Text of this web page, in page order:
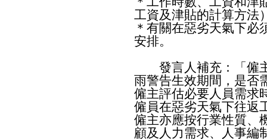
工資及津貼的計算方法
＊有關在惡劣天氣下必
安排。
發言人補充：「僱主
雨警告生效期間，是否
僱主評估必要人員需求
僱員在惡劣天氣下往返
僱主亦應按行業性質、
顧及人力需求、人事編